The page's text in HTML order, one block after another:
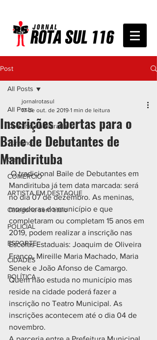
Post
All Posts
De Olho na Estrada
Turismo
Geral
COMÉRCIO
ARTISTA EM DESTAQUE
Categoria sem título
POLICIAL
ESPORTE
CIDADES
POLÍTICA
All Posts
Inscrições abertas para o
Baile de Debutantes de
Mandirituba
jornalrotasul
17 de out. de 2019 1 min de leitura
O tradicional Baile de Debutantes em
Mandirituba já tem data marcada: será
no dia 07 de dezembro. As meninas,
moradoras do município e que
completaram ou completam 15 anos em
2019, podem realizar a inscrição nas
Escolas Estaduais: Joaquim de Oliveira
Franco, Mireille Maria Machado, Maria
Senek e João Afonso de Camargo.
Quem não estuda no município mas
reside na cidade poderá fazer a
inscrição no Teatro Municipal. As
inscrições acontecem até o dia 04 de
novembro.